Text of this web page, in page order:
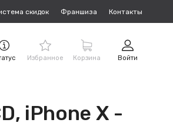
скидок Франшиза Контакты
Избранное Корзина Войти
iPhone X -